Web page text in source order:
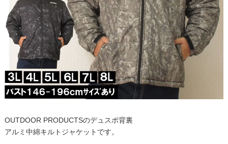
OUTDOOR PRODUCTSのデュスポ背裏
アルミ中綿キルトジャケットです。